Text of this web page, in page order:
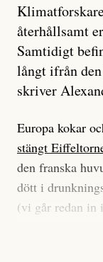
återhållsamt
Samtidigt
långt ifrån
skriver
Europa kokar
stängt
den franska
dött i
(vi går redan in